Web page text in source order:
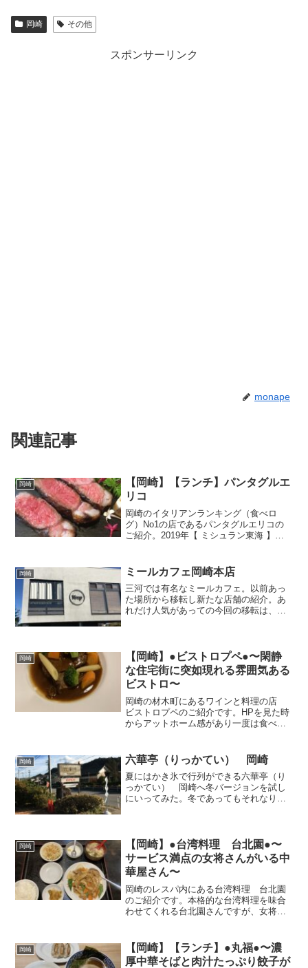
岡崎 その他
スポンサーリンク
monape
関連記事
岡崎
【岡崎】【ランチ】パンタグルエ
リコ
岡崎のイタリアンランキング（食べロ
グ）No1の店であるパンタグルエリコの
ご紹介。2019年【 ミシュラン東海 】に
いのイメージもありますが、店内はとて
も広く、予約をとれ...
岡崎 ミールカフェ岡崎本店
三河では有名なミールカフェ。以前あっ
た場所から移転し新たな店舗の紹介。あ
れだけ人気があっての今回の移転は、や
わらず美味で、さすが実力あっての行動
であるんだなと実感させられました
岡崎
【岡崎】●ビストロプペ●〜閑静
な住宅街に突如現れる雰囲気ある
ビストロ〜
岡崎の材木町にあるワインと料理の店
ビストロプペのご紹介です。HPを見た時
からアットホーム感があり一度は食べて
食べれると気分がありますよね。一品一
品のおいしさを堪能でき...
岡崎 六華亭（りっかてい） 岡崎
夏にはかき氷で行列ができる六華亭（り
っかてい） 岡崎へ冬バージョンを試し
にいってみた。冬であってもそれなり人
オールマイティな時期においしく、さら
に目で楽しめるお店でした。
岡崎
【岡崎】●台湾料理 台北園●〜
サービス満点の女将さんがいる中
華屋さん〜
岡崎のレスパ内にある台湾料理 台北園
のご紹介です。本格的な台湾料理を味合
わせてくれる台北園さんですが、女将さ
の小皿をサービスしてくれて、元々コス
パいいお店ですがより充実...
岡崎
【岡崎】【ランチ】●丸福●〜濃
厚中華そばと肉汁たっぷり餃子が